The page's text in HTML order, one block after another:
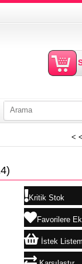
<
Kritik Stok
Favorilere
İstek